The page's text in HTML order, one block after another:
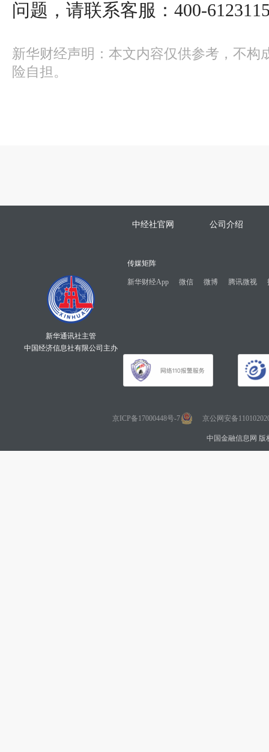
问题，请联系客服：400-
新华财经声明：本文内容仅供参考，不构
险自担。
中经社官网 公司介绍
新华通讯社主管
中国经济信息社有限公司主办
传媒矩阵
新华财经App 微信 微博 腾讯微视
京ICP备17000448号-7 京公网安备
中国金融信息网 版